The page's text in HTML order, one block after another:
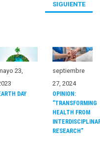
SIGUIENTE
23,
DAY
septiembre
27, 2024
OPINION:
“TRANSFORMING
HEALTH FROM
RESEARCH”